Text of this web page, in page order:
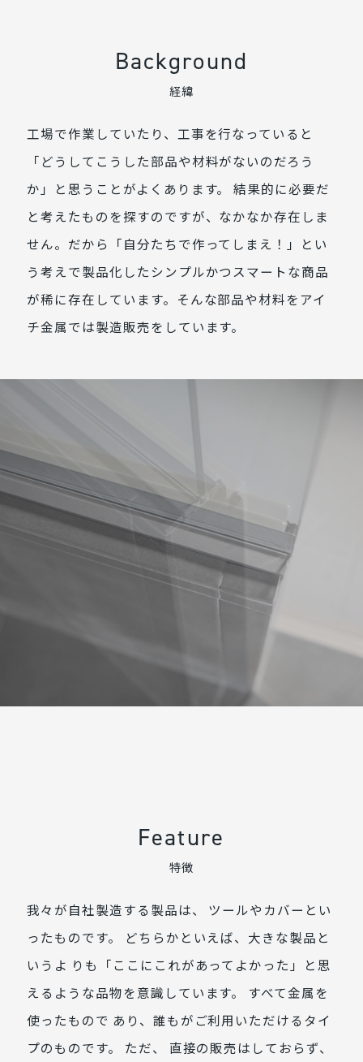
Background
経緯
工場で作業していたり、工事を行なっていると
「どうしてこうした部品や材料がないのだろう
か」と思うことがよくあります。 結果的に必要だ
と考えたものを探すのですが、なかなか存在しま
せん。だから「自分たちで作ってしまえ！」とい
う考えで製品化したシンプルかつスマートな商品
が稀に存在しています。そんな部品や材料をアイ
チ金属では製造販売をしています。
Feature
特徴
我々が自社製造する製品は、 ツールやカバーとい
ったものです。 どちらかといえば、大きな製品と
いうよ りも「ここにこれがあってよかった」と思
えるような品物を意識しています。 すべて金属を
使ったもので あり、誰もがご利用いただけるタイ
プのものです。 ただ、 直接の販売はしておらず、